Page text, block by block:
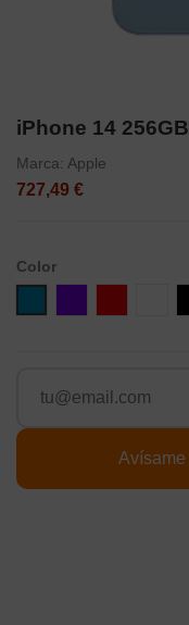
iPhone 14 256GB
Marca: Apple
727,49 €
Color